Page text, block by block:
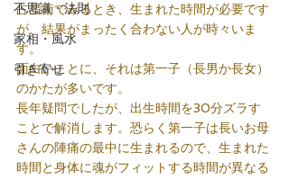
不思議・法則
家相・風水
引き寄せ
占星術でみるとき、生まれた時間が必要です
が、結果がまったく合わない人が時々いま
す。
面白いことに、それは第一子（長男か長女）
のかたが多いです。
長年疑問でしたが、出生時間を30分ズラす
ことで解消します。恐らく第一子は長いお母
さんの陣痛の最中に生まれるので、生まれた
時間と身体に魂がフィットする時間が異なる